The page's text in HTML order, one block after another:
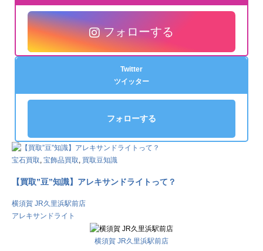
フォローする
Twitter
ツイッター
フォローする
宝石買取, 宝飾品買取, 買取豆知識
【買取”豆”知識】アレキサンドライトって？
横須賀 JR久里浜駅前店
アレキサンドライト
横須賀 JR久里浜駅前店